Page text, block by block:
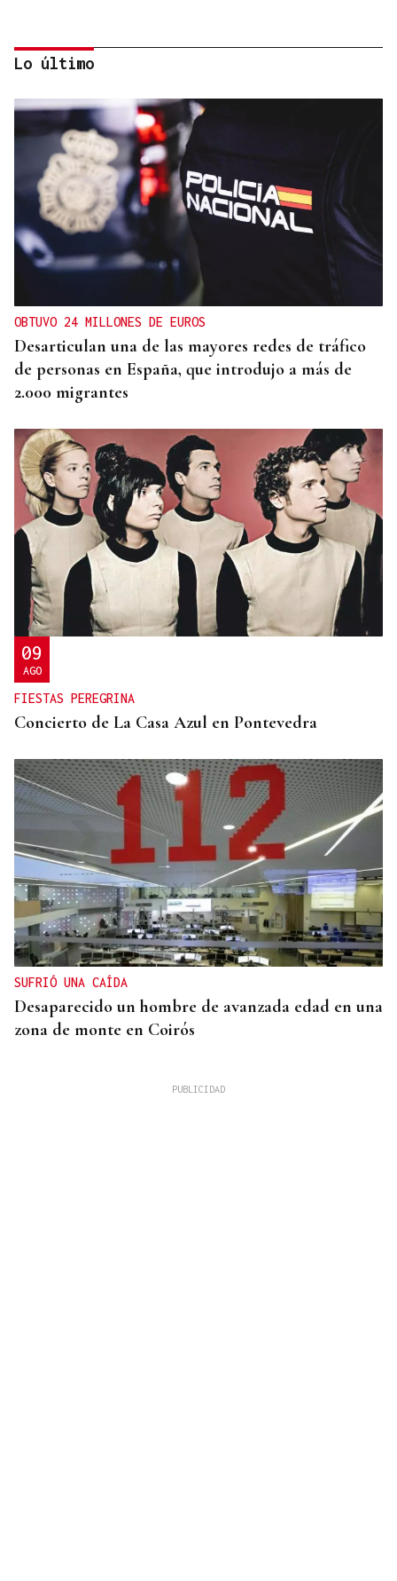
CONATO EXTINGUIDO
Vídeo | Se desata un incendio forestal en una
Lo último
OBTUVO 24 MILLONES DE EUROS
Desarticulan una de las mayores redes de tráfico
de personas en España, que introdujo a más de
2.000 migrantes
09
AGO
FIESTAS PEREGRINA
Concierto de La Casa Azul en Pontevedra
SUFRIÓ UNA CAÍDA
Desaparecido un hombre de avanzada edad en una
zona de monte en Coirós